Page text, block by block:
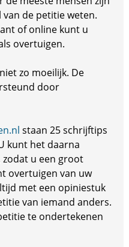
van de petitie weten.
of online kunt u
overtuigen.
zo moeilijk. De
door
staan 25 schrijftips
kunt het daarna
u een groot
overtuigen van uw
met een opiniestuk
van iemand anders.
te ondertekenen